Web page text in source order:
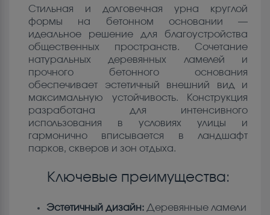
Стильная и долговечная урна круглой
формы на бетонном основании —
идеальное решение для благоустройства
общественных пространств. Сочетание
натуральных деревянных ламелей и
прочного бетонного основания
обеспечивает эстетичный внешний вид и
максимальную устойчивость. Конструкция
разработана для интенсивного
использования в условиях улицы и
гармонично вписывается в ландшафт
парков, скверов и зон отдыха.
Ключевые преимущества:
Эстетичный дизайн: Деревянные ламели